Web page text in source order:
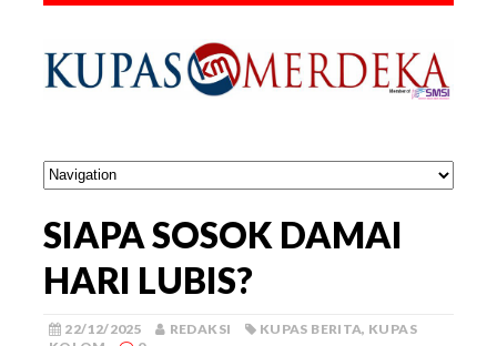
SIAPA SOSOK DAMAI
HARI LUBIS?
22/12/2025 REDAKSI KUPAS BERITA, KUPAS